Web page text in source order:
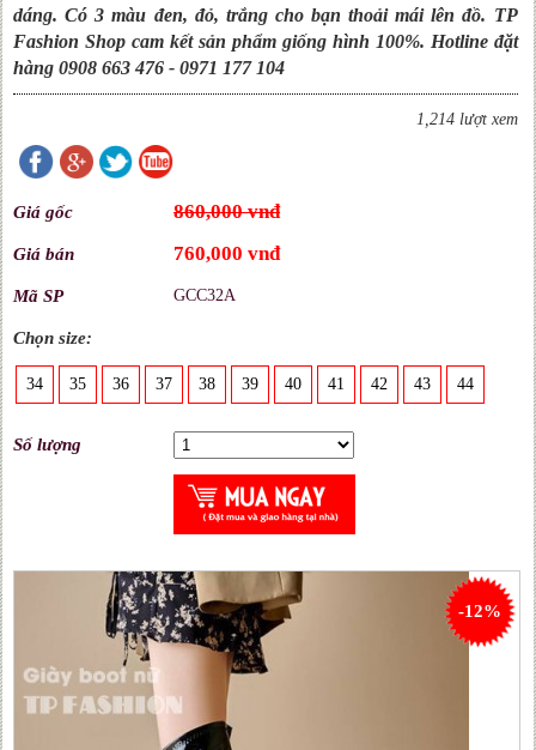
dáng. Có 3 màu đen, đỏ, trắng cho bạn thoải mái lên đồ. TP
Fashion Shop cam kết sản phẩm giống hình 100%. Hotline đặt
hàng 0908 663 476 - 0971 177 104
1,214 lượt xem
Giá gốc 860,000 vnđ
Giá bán 760,000 vnđ
Mã SP GCC32A
Chọn size:
34 35 36 37 38 39 40 41 42 43 44
Số lượng
-12%